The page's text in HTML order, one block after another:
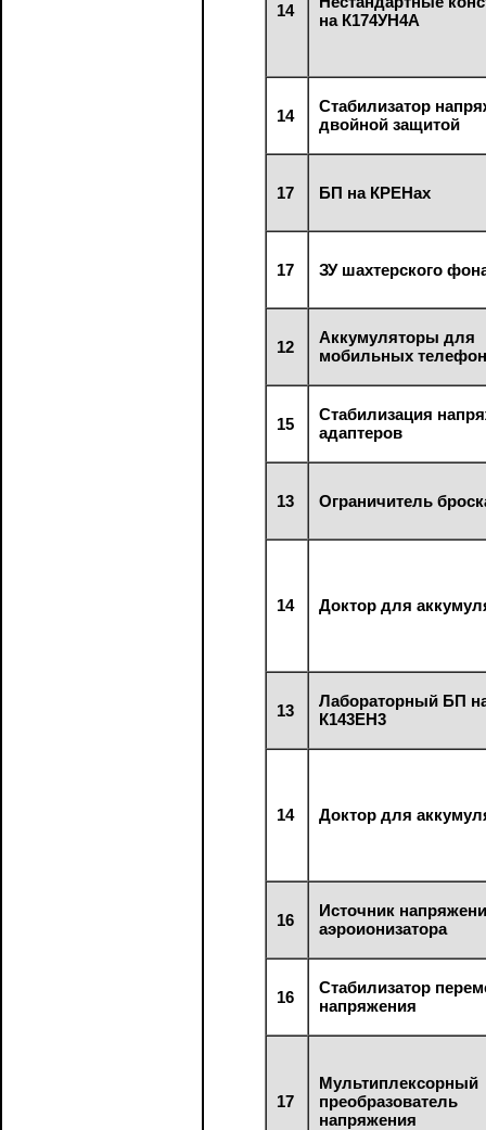
14
на К174УН4А
14
Стабилизатор
двойной защитой
17 БП на КРЕНах
17 ЗУ шахтерского
12
Аккумуляторы для
мобильных
15
Стабилизация
адаптеров
13 Ограничитель
14 Доктор для
13
Лабораторный БП
К143ЕН3
14 Доктор для
16
Источник
аэроионизатора
16
Стабилизатор
напряжения
17
Мультиплексорный
преобразователь
напряжения